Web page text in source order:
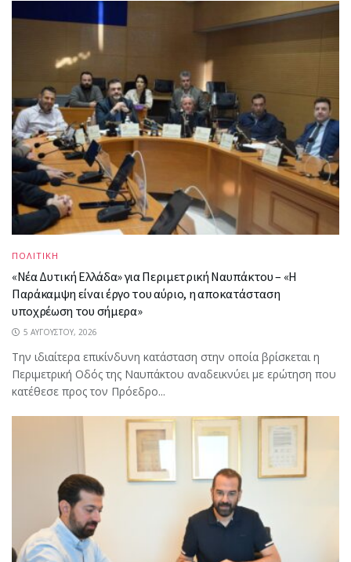
ΠΟΛΙΤΙΚΗ
«Νέα Δυτική Ελλάδα» για Περιμετρική Ναυπάκτου – «Η
Παράκαμψη είναι έργο του αύριο, η αποκατάσταση
υποχρέωση του σήμερα»
5 ΑΥΓΟΎΣΤΟΥ, 2026
Την ιδιαίτερα επικίνδυνη κατάσταση στην οποία βρίσκεται η
Περιμετρική Οδός της Ναυπάκτου αναδεικνύει με ερώτηση που
κατέθεσε προς τον Πρόεδρο...